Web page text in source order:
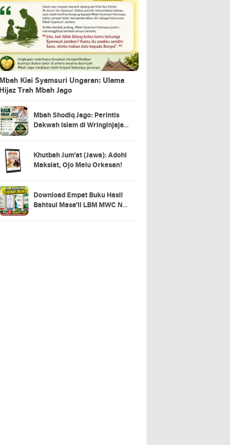
Mbah Kiai Syamsuri Ungaran: Ulama
Hijaz Trah Mbah Jago
Mbah Shodiq Jago: Perintis
Dakwah Islam di Wringinjajar,
Khutbah Jum'at (Jawa): Adohi
Maksiat, Ojo Melu Orkesan!
Download Empat Buku Hasil
Bahtsul Masa'il LBM MWC NU